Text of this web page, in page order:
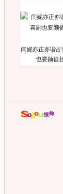
闫妮亦正亦谐占
也要颜值